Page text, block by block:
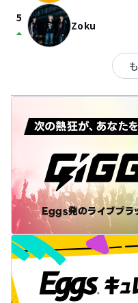
5
arrow_drop_up Zoku